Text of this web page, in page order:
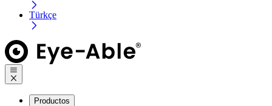
Türkçe
Productos